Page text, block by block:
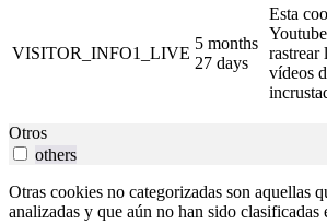
VISITOR_INFO1_LIVE
5 months
27 days
Esta
rastrear
vídeos
Otros
others
Otras cookies no categorizadas son aquellas
analizadas y que aún no han sido clasificadas